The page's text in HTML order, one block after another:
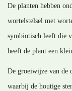
De planten hebben
wortelstelsel met
symbiotisch leeft die
heeft de plant een
De groeiwijze van de
waarbij de houtige